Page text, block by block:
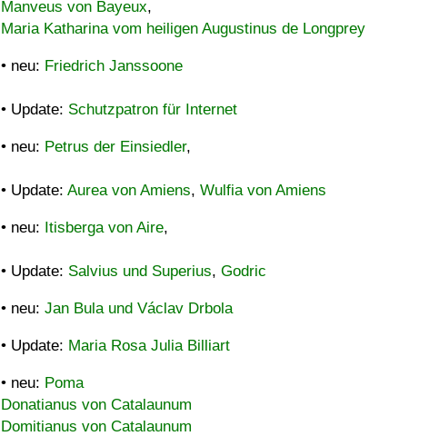
Manveus von Bayeux,
Maria Katharina vom heiligen Augustinus de Longprey
• neu: Friedrich Janssoone
• Update: Schutzpatron für Internet
• neu: Petrus der Einsiedler,
• Update: Aurea von Amiens, Wulfia von Amiens
• neu: Itisberga von Aire,
• Update: Salvius und Superius, Godric
• neu: Jan Bula und Václav Drbola
• Update: Maria Rosa Julia Billiart
• neu: Poma
Donatianus von Catalaunum
Domitianus von Catalaunum